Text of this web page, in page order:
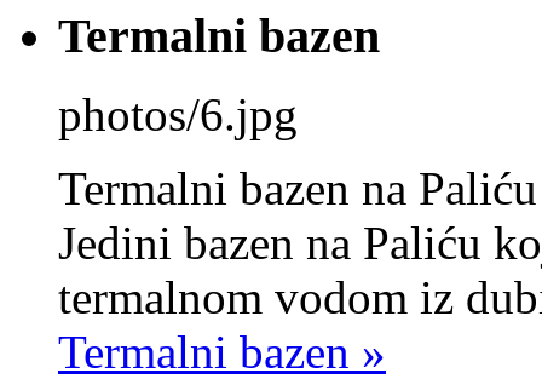
Termalni bazen
photos/6.jpg
Termalni bazen na
Jedini bazen na Paliću
termalnom vodom iz
Termalni bazen »